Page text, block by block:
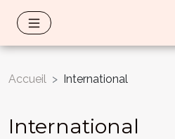
Accueil International
International